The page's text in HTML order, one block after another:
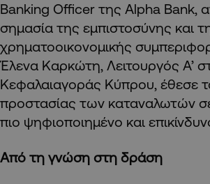
Banking Officer της Alpha Bank,
σημασία της εμπιστοσύνης και
χρηματοοικονομικής
Έλενα Καρκώτη, Λειτουργός Α’
Κεφαλαιαγοράς Κύπρου, έθεσε
προστασίας των καταναλωτών
πιο ψηφιοποιημένο και
Από τη γνώση στη δράση